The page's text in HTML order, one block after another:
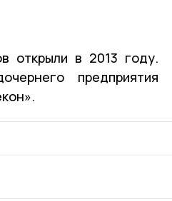
открыли в 2013 году.
предприятия